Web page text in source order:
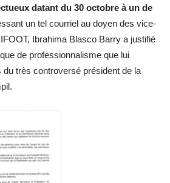
datant du 30 octobre à un de
un tel courriel au doyen des vice-
Ibrahima Blasco Barry a justifié
de professionnalisme que lui
très controversé président de la